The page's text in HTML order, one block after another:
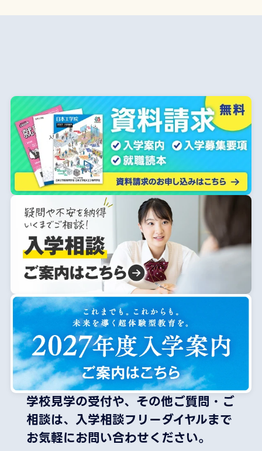
学校見学の受付や、その他ご質問・ご
相談は、 入学相談フリーダイヤルまで
お気軽にお問い合わせください。